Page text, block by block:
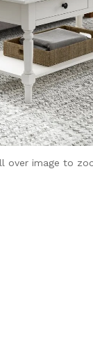
over image to